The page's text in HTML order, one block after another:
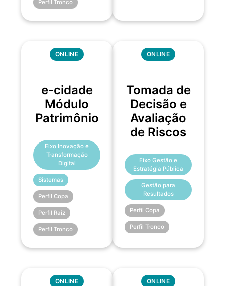
Perfil Tronco
ONLINE
e-cidade
Módulo
Patrimônio
Eixo Inovação e
Transformação
Digital
Sistemas
Perfil Copa
Perfil Raiz
Perfil Tronco
ONLINE
Tomada de
Decisão e
Avaliação
de Riscos
Eixo Gestão e
Estratégia Pública
Gestão para
Resultados
Perfil Copa
Perfil Tronco
ONLINE ONLINE